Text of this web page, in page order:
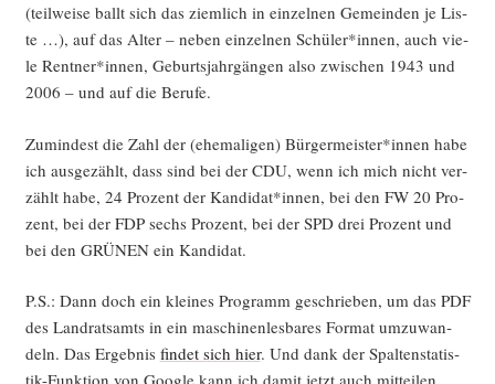
(teil­wei­se ballt sich das ziem­lich in ein­zel­nen Gemein­den je Lis­
te …), auf das Alter – neben ein­zel­nen Schüler*innen, auch vie­
le Rentner*innen, Geburts­jahr­gän­gen also zwi­schen 1943 und
2006 – und auf die Berufe.
Zumin­dest die Zahl der (ehe­ma­li­gen) Bürgermeister*innen habe
ich aus­ge­zählt, dass sind bei der CDU, wenn ich mich nicht ver­
zählt habe, 24 Pro­zent der Kandidat*innen, bei den FW 20 Pro­
zent, bei der FDP sechs Pro­zent, bei der SPD drei Pro­zent und
bei den GRÜNEN ein Kandidat.
P.S.: Dann doch ein klei­nes Pro­gramm geschrie­ben, um das PDF
des Land­rats­amts in ein maschi­nen­les­ba­res For­mat umzu­wan­
deln. Das Ergeb­nis fin­det sich hier. Und dank der Spal­ten­sta­tis­
tik-Funk­ti­on von Goog­le kann ich damit jetzt auch mit­tei­len,